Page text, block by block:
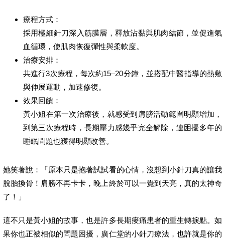
療程方式：
採用極細針刀深入筋膜層，釋放沾黏與肌肉結節，並促進氣
血循環，使肌肉恢復彈性與柔軟度。
治療安排：
共進行3次療程，每次約15–20分鐘，並搭配中醫指導的熱敷
與伸展運動，加速修復。
效果回饋：
黃小姐在第一次治療後，就感受到肩膀活動範圍明顯增加，
到第三次療程時，長期壓力感幾乎完全解除，連困擾多年的
睡眠問題也獲得明顯改善。
她笑著說：「原本只是抱著試試看的心情，沒想到小針刀真的讓我
脫胎換骨！肩膀不再卡卡，晚上終於可以一覺到天亮，真的太神奇
了！」
這不只是黃小姐的故事，也是許多長期痠痛患者的重生轉捩點。如
果你也正被相似的問題困擾，廣仁堂的小針刀療法，也許就是你的